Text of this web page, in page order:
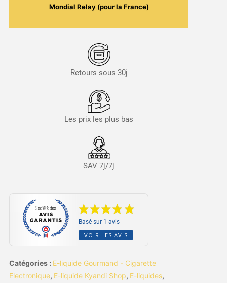
Mondial Relay (pour la France)
Retours sous 30j
Les prix les plus bas
SAV 7j/7j
Basé sur 1 avis
VOIR LES AVIS
Catégories : E-liquide Gourmand - Cigarette
Electronique, E-liquide Kyandi Shop, E-liquides,